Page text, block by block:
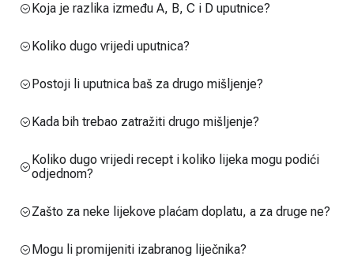
Koja je razlika između A, B, C i D uputnice?
Koliko dugo vrijedi uputnica?
Postoji li uputnica baš za drugo mišljenje?
Kada bih trebao zatražiti drugo mišljenje?
Koliko dugo vrijedi recept i koliko lijeka mogu podići
odjednom?
Zašto za neke lijekove plaćam doplatu, a za druge ne?
Mogu li promijeniti izabranog liječnika?